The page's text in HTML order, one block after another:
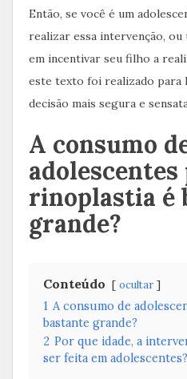
Então, se você é um
realizar essa intervenção,
em incentivar seu filho a
este texto foi realizado para
decisão mais segura e
A consumo
adolescentes
rinoplastia é
grande?
Conteúdo ocultar
1 A consumo de
bastante grande?
2 Por que idade, a
ser feita em adolescentes?